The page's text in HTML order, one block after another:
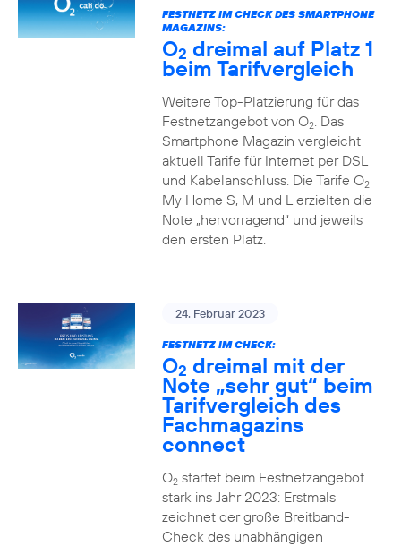
FESTNETZ IM CHECK DES SMARTPHONE
MAGAZINS:
O2 dreimal auf Platz 1
beim Tarifvergleich
Weitere Top-Platzierung für das
Festnetzangebot von O2. Das
Smartphone Magazin vergleicht
aktuell Tarife für Internet per DSL
und Kabelanschluss. Die Tarife O2
My Home S, M und L erzielten die
Note „hervorragend“ und jeweils
den ersten Platz.
24. Februar 2023
FESTNETZ IM CHECK:
O2 dreimal mit der
Note „sehr gut“ beim
Tarifvergleich des
Fachmagazins
connect
O2startet beim Festnetzangebot
stark ins Jahr 2023: Erstmals
zeichnet der große Breitband-
Check des unabhängigen